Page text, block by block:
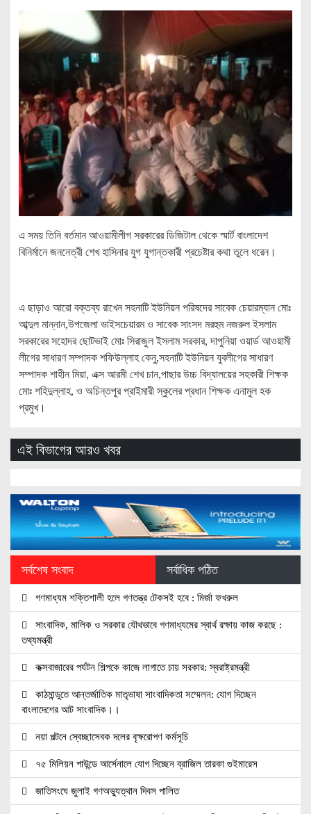
এ সময় তিনি বর্তমান আওয়ামীলীগ সরকারের ডিজিটাল থেকে স্মার্ট বাংলাদেশ
বিনির্মানে জননেত্রী শেখ হাসিনার যুগ যুগান্তকারী প্রচেষ্টার কথা তুলে ধরেন।
এ ছাড়াও আরো বক্তব্য রাখেন সহনাটি ইউনিয়ন পরিষদের সাবেক চেয়ারম্যান মোঃ
আব্দুল মান্নান,উপজেলা ভাইসচেয়ারম ও সাবেক সাংসদ মরহুম নজরুল ইসলাম
সরকারের সহোদর ছোটভাই মোঃ সিরাজুল ইসলাম সরকার, দাপুনিয়া ওয়ার্ড আওয়ামী
লীগের সাধারণ সম্পাদক শফিউল্লাহ কেনু,সহনাটি ইউনিয়ন যুবলীগের সাধারণ
সম্পাদক শাহীন মিয়া, এক্স আরমী শেখ চান,পাছার উচ্চ বিদ্যালয়ের সহকারী শিক্ষক
মোঃ শহিদুল্লাহ, ও অচিন্তপুর প্রাইমারী স্কুলের প্রধান শিক্ষক এনামুল হক
প্রমুখ।
এই বিভাগের আরও খবর
সর্বশেষ সংবাদ সর্বাধিক পঠিত
গণমাধ্যম শক্তিশালী হলে গণতন্ত্র টেকসই হবে : মির্জা ফখরুল
সাংবাদিক, মালিক ও সরকার যৌথভাবে গণমাধ্যমের স্বার্থ রক্ষায় কাজ করছে :
তথ্যমন্ত্রী
কক্সবাজারের পর্যটন শিল্পকে কাজে লাগাতে চায় সরকার: স্বরাষ্ট্রমন্ত্রী
কাঠমান্ডুতে আন্তর্জাতিক মাতৃভাষা সাংবাদিকতা সম্মেলন: যোগ দিচ্ছেন
বাংলাদেশের আট সাংবাদিক।।
নয়া পল্টনে স্বেচ্ছাসেবক দলের বৃক্ষরোপণ কর্মসূচি
৭৫ মিলিয়ন পাউন্ডে আর্সেনালে যোগ দিচ্ছেন ব্রাজিল তারকা গুইমারেস
জাতিসংঘে জুলাই গণঅভ্যুত্থান দিবস পালিত